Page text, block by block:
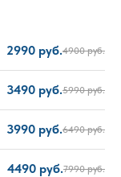
2990 руб.4900 руб.
3490 руб.5990 руб.
3990 руб.6490 руб.
4490 руб.7990 руб.